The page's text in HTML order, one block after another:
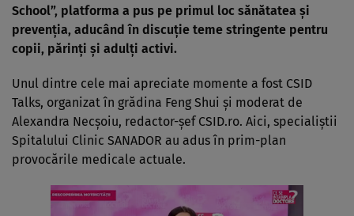
School”, platforma a pus pe primul loc sănătatea și
prevenția, aducând în discuție teme stringente pentru
copii, părinți și adulți activi.
Unul dintre cele mai apreciate momente a fost CSID
Talks, organizat în grădina Feng Shui și moderat de
Alexandra Necșoiu, redactor-șef CSID.ro. Aici, specialiștii
Spitalului Clinic SANADOR au adus în prim-plan
provocările medicale actuale.